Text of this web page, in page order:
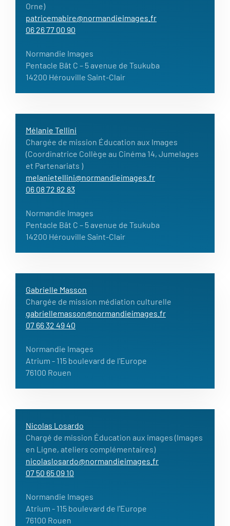
Orne)
patricemabire@normandieimages.fr
06 26 77 00 90
Normandie Images
Pentacle Bât C – 5 avenue de Tsukuba
14200 Hérouville Saint-Clair
Mélanie Tellini
Chargée de mission Éducation aux Images
(Coordinatrice Collège au Cinéma 14, Jumelages
et Partenariats )
melanietellini@normandieimages.fr
06 08 72 82 83
Normandie Images
Pentacle Bât C – 5 avenue de Tsukuba
14200 Hérouville Saint-Clair
Gabrielle Masson
Chargée de mission médiation culturelle
gabriellemasson@normandieimages.fr
07 66 32 49 40
Normandie Images
Atrium - 115 boulevard de l'Europe
76100 Rouen
Nicolas Losardo
Chargé de mission Éducation aux images (Images
en Ligne, ateliers complémentaires)
nicolaslosardo@normandieimages.fr
07 50 65 09 10
Normandie Images
Atrium - 115 boulevard de l'Europe
76100 Rouen